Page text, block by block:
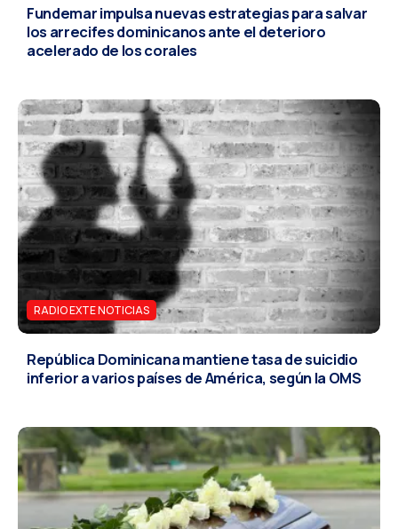
Fundemar impulsa nuevas estrategias para salvar
los arrecifes dominicanos ante el deterioro
acelerado de los corales
RADIO EXTE NOTICIAS
República Dominicana mantiene tasa de suicidio
inferior a varios países de América, según la OMS